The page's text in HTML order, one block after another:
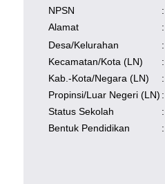
NPSN
:
Alamat
:
Desa/Kelurahan
:
Kecamatan/Kota (LN)
:
Kab.-Kota/Negara (LN)
:
Propinsi/Luar Negeri (LN) :
Status Sekolah
:
Bentuk Pendidikan
: